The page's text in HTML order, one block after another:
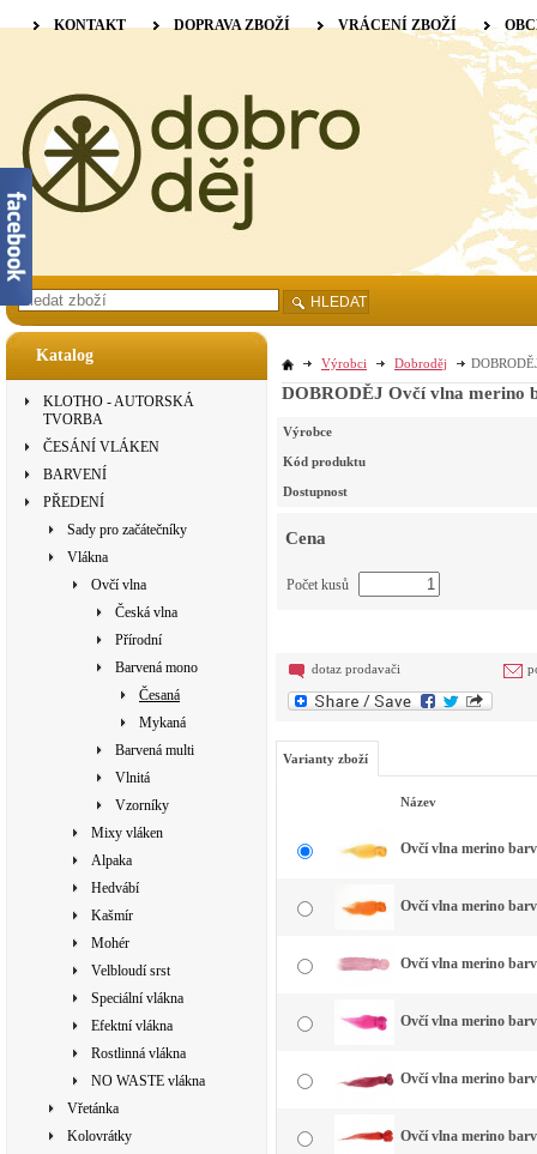
Katalog
KLOTHO - AUTORSKÁ
TVORBA
ČESÁNÍ VLÁKEN
BARVENÍ
PŘEDENÍ
Sady pro začátečníky
Vlákna
Ovčí vlna
Česká vlna
Přírodní
Barvená mono
Česaná
Mykaná
Barvená multi
Vlnitá
Vzorníky
Mixy vláken
Alpaka
Hedvábí
Kašmír
Mohér
Velbloudí srst
Speciální vlákna
Efektní vlákna
Rostlinná vlákna
NO WASTE vlákna
Vřetánka
Kolovrátky
Výrobci Dobroděj
DOBRODĚJ Ovčí vlna merino
Výrobce
Kód produktu
Dostupnost
Cena
Počet kusů
dotaz prodavači
Varianty zboží
Název
Ovčí vlna merino
Ovčí vlna merino
Ovčí vlna merino
Ovčí vlna merino
Ovčí vlna merino
Ovčí vlna merino
KONTAKT DOPRAVA ZBOŽÍ VRÁCENÍ ZBOŽÍ
HLEDAT